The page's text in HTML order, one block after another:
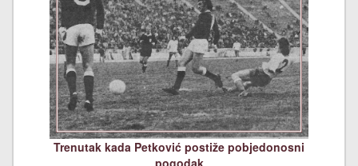
Trenutak kada Petković postiže pobjedonosni
pogodak